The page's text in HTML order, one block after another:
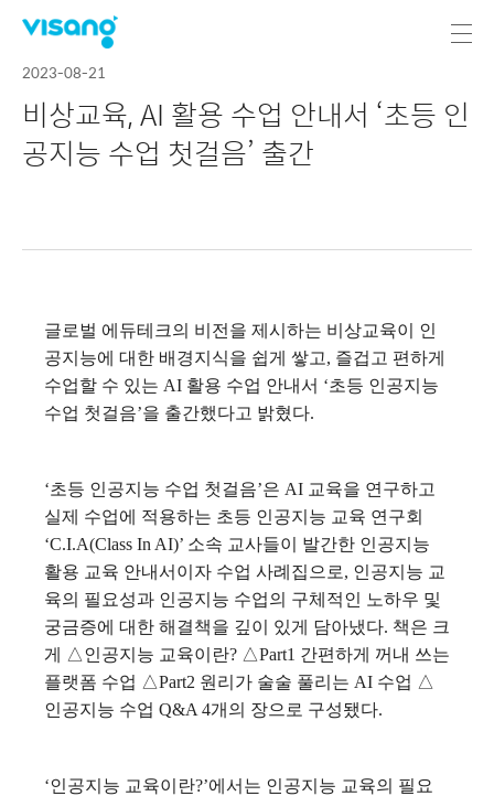
2023-08-21
비상교육, AI 활용 수업 안내서 ‘초등 인
공지능 수업 첫걸음’ 출간
글로벌 에듀테크의 비전을 제시하는 비상교육이 인
공지능에 대한 배경지식을 쉽게 쌓고, 즐겁고 편하게
수업할 수 있는 AI 활용 수업 안내서 ‘초등 인공지능
수업 첫걸음’을 출간했다고 밝혔다.
‘초등 인공지능 수업 첫걸음’은 AI 교육을 연구하고
실제 수업에 적용하는 초등 인공지능 교육 연구회
‘C.I.A(Class In AI)’ 소속 교사들이 발간한 인공지능
활용 교육 안내서이자 수업 사례집으로, 인공지능 교
육의 필요성과 인공지능 수업의 구체적인 노하우 및
궁금증에 대한 해결책을 깊이 있게 담아냈다. 책은 크
게 △인공지능 교육이란? △Part1 간편하게 꺼내 쓰는
플랫폼 수업 △Part2 원리가 술술 풀리는 AI 수업 △
인공지능 수업 Q&A 4개의 장으로 구성됐다.
‘인공지능 교육이란?’에서는 인공지능 교육의 필요